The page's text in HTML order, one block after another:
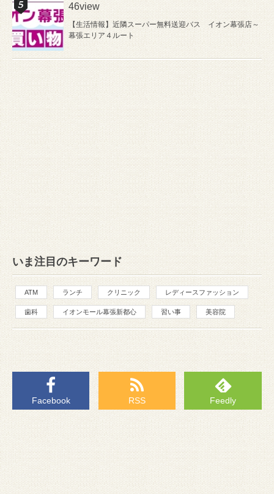
46view
【生活情報】近隣スーパー無料送迎バス イオン幕張店～
幕張エリア４ルート
いま注目のキーワード
ATM ランチ クリニック レディースファッション
歯科 イオンモール幕張新都心 習い事 美容院
Facebook RSS Feedly